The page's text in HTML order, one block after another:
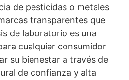
de pesticidas o metales
transparentes que
de laboratorio es una
cualquier consumidor
su bienestar a través de
de confianza y alta